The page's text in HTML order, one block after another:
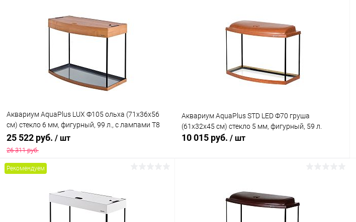
Купить в 1 клик Сравнение
Под заказ
Купить в 1 клик Сравнение
В избранное В наличии
Аквариум AquaPlus LUX Ф105 ольха (71х36х56
см) стекло 6 мм, фигурный, 99 л., с лампами Т8
2х18 Вт, аквар. коврик
25 522 руб. / шт
26 311 руб.
Купить в 1 клик Сравнение
Аквариум AquaPlus STD LED Ф70 груша
(61х32х45 см) стекло 5 мм, фигурный, 59 л.
10 015 руб. / шт
Купить в 1 клик Сравнение
Рекомендуем